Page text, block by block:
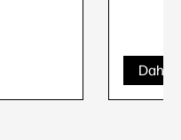
Daha